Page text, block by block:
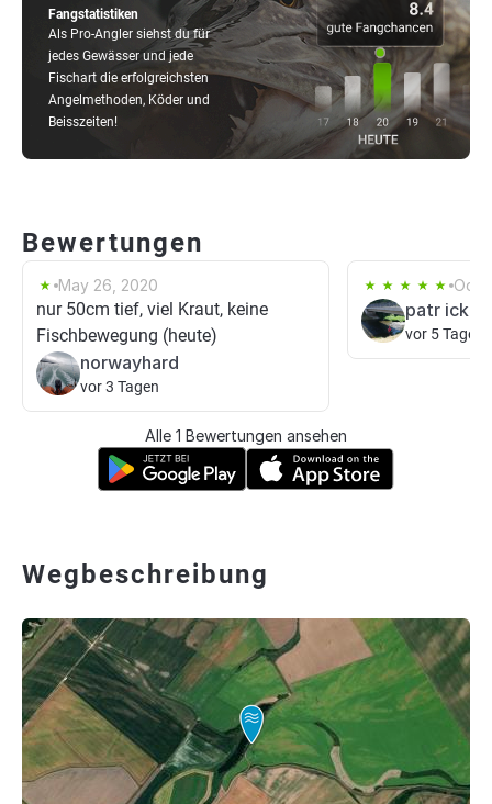
Fangstatistiken
Als Pro-Angler siehst du für
jedes Gewässer und jede
Fischart die erfolgreichsten
Angelmethoden, Köder und
Beisszeiten!
Bewertungen
May 26, 2020
nur 50cm tief, viel Kraut, keine
Fischbewegung (heute)
norwayhard
vor 3 Tagen
Oct
patr ick
vor 5 Tagen
Alle 1 Bewertungen ansehen
Wegbeschreibung